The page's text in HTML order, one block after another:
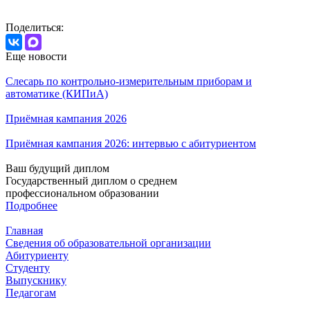
Поделиться:
Еще новости
Слесарь по контрольно-измерительным приборам и
автоматике (КИПиА)
Приёмная кампания 2026
Приёмная кампания 2026: интервью с абитуриентом
Ваш будущий диплом
Государственный диплом о среднем
профессиональном образовании
Подробнее
Главная
Сведения об образовательной организации
Абитуриенту
Студенту
Выпускнику
Педагогам